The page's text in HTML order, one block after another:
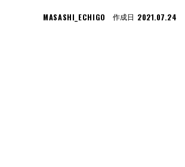
MASASHI_ECHIGO 作成日 2021.07.24